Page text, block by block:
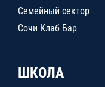
Семейный сектор
Сочи Клаб Бар
ШКОЛА